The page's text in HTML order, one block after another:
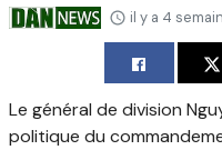
il y a 4
Le général de division
politique du